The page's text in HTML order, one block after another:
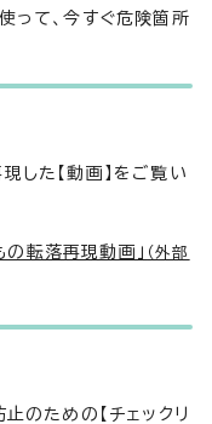
って、今すぐ危険箇所
した【動画】をご覧い
の転落再現動画」 （外部
のための【チェックリ